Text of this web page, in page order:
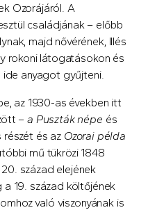
Ozorájáról. A
családjának – előbb
majd nővérének, Illés
rokoni látogatásokon és
anyagot gyűjteni.
az 1930-as években itt
–a Puszták népe és
és az Ozorai példa
mű tükrözi 1848
század elejének
a 19. század költőjének
való viszonyának is